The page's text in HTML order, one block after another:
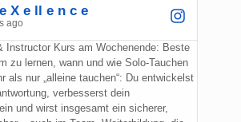
X e ll e n c e
ago